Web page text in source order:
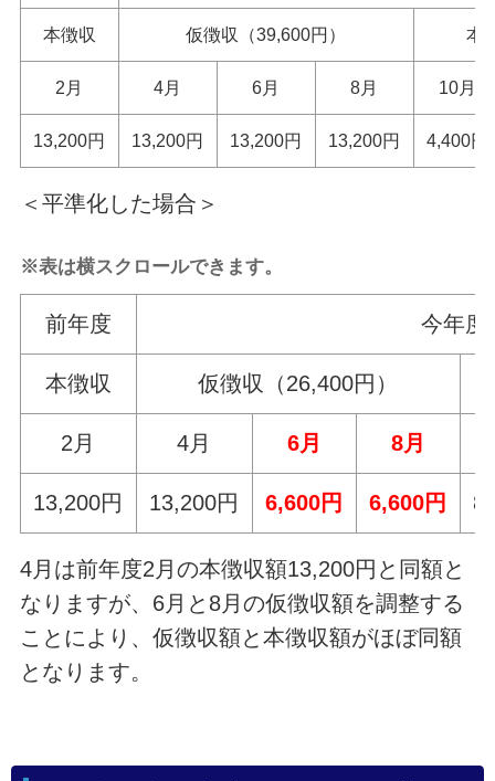
本徴収 仮徴収（39,600円） 本
2月 4月 6月 8月 10月
13,200円 13,200円 13,200円 13,200円 4,400円
＜平準化した場合＞
※表は横スクロールできます。
前年度 今年度
本徴収 仮徴収（26,400円）
2月 4月 6月 8月
13,200円 13,200円 6,600円 6,600円
4月は前年度2月の本徴収額13,200円と同額と
なりますが、6月と8月の仮徴収額を調整する
ことにより、仮徴収額と本徴収額がほぼ同額
となります。